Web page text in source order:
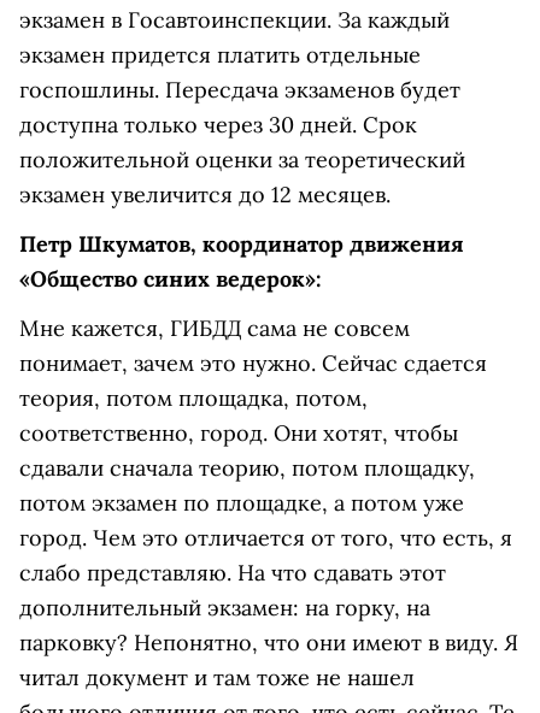
экзамен в Госавтоинспекции. За каждый
экзамен придется платить отдельные
госпошлины. Пересдача экзаменов будет
доступна только через 30 дней. Срок
положительной оценки за теоретический
экзамен увеличится до 12 месяцев.
Петр Шкуматов, координатор движения
«Общество синих ведерок»:
Мне кажется, ГИБДД сама не совсем
понимает, зачем это нужно. Сейчас сдается
теория, потом площадка, потом,
соответственно, город. Они хотят, чтобы
сдавали сначала теорию, потом площадку,
потом экзамен по площадке, а потом уже
город. Чем это отличается от того, что есть, я
слабо представляю. На что сдавать этот
дополнительный экзамен: на горку, на
парковку? Непонятно, что они имеют в виду. Я
читал документ и там тоже не нашел